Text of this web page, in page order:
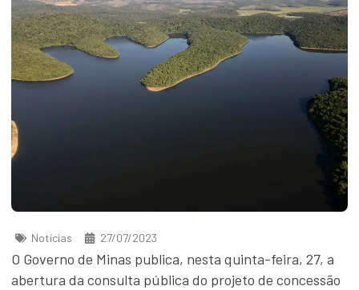
Notícias 27/07/2023
O Governo de Minas publica, nesta quinta-feira, 27, a
abertura da consulta pública do projeto de concessão